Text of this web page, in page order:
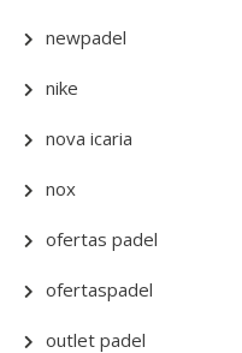
newpadel
nike
nova icaria
nox
ofertas padel
ofertaspadel
outlet padel